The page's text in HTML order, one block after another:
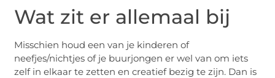
Wat zit er allemaal bij
Misschien houd een van je kinderen of
neefjes/nichtjes of je buurjongen er wel van om iets
zelf in elkaar te zetten en creatief bezig te zijn. Dan is